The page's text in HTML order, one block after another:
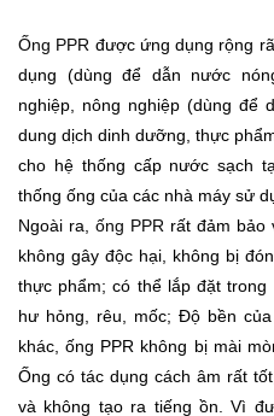
Ống PPR được ứng dụng rộng
dụng (dùng để dẫn nước
nghiệp, nông nghiệp (dùng để
dung dịch dinh dưỡng, thực
cho hệ thống cấp nước sạch
thống ống của các nhà máy sử
Ngoài ra,
ống PPR rất đảm bảo
không gây độc hại, không bị
thực phẩm; có thể lắp đặt
hư hỏng, rêu, mốc; Độ bền
khác, ống PPR không bị mài
Ống có tác dụng cách âm rất
và không tạo ra tiếng ồn. Vì